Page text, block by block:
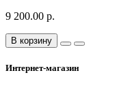
9 200.00 р.
В корзину
Интернет-магазин